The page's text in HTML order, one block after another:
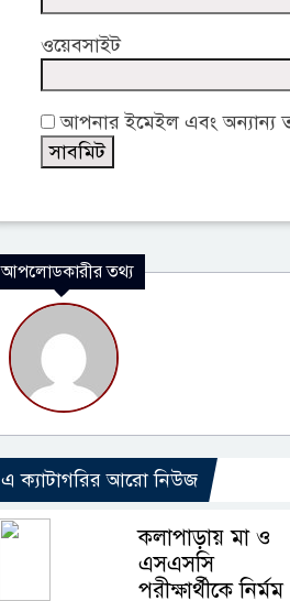
ওয়েবসাইট
আপনার ইমেইল এবং অন্যান্য
আপলোডকারীর তথ্য
এ ক্যাটাগরির আরো নিউজ
কলাপাড়ায় মা ও
এসএসসি
পরীক্ষার্থীকে নির্মম